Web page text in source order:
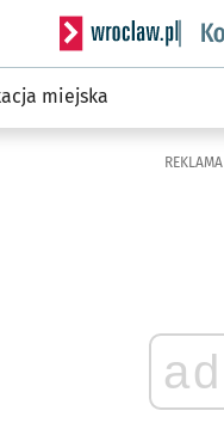
Serwis
miejska
REKLAMA
ad